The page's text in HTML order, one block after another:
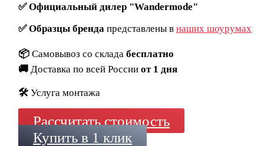
✅Официальный дилер "Wandermode"
✅Образцы брендапредставлены в наших шоурумах
📦 Самовывоз со склада бесплатно
🚚 Доставка по всей России от 1 дня
🛠️ Услуга монтажа
Рассчитать стоимость
Купить в 1 клик